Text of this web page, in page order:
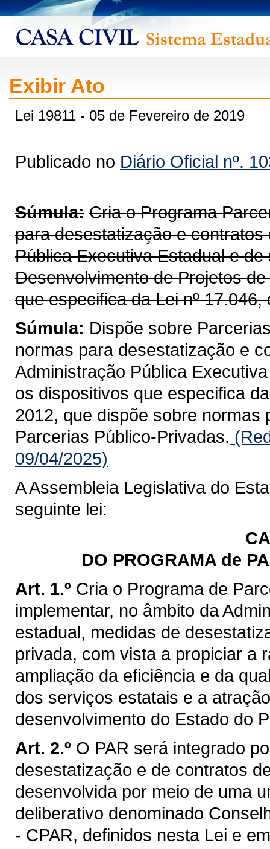
Exibir Ato
Lei 19811 - 05 de Fevereiro de 2019
Publicado no Diário Oficial nº.
Súmula: Cria o Programa
para desestatização e
Pública Executiva Estadual e
Desenvolvimento de Projetos
que especifica da Lei nº
Súmula: Dispõe sobre
normas para desestatização e
Administração Pública
os dispositivos que especifica
2012, que dispõe sobre
Parcerias Público-Privadas.
09/04/2025)
A Assembleia Legislativa do
seguinte lei:
DO PROGRAMA de
Art. 1.º Cria o Programa de
implementar, no âmbito da
estadual, medidas de
privada, com vista a propiciar a
ampliação da eficiência e da
dos serviços estatais e a
desenvolvimento do Estado do
Art. 2.º O PAR será integrado
desestatização e de contratos
desenvolvida por meio de uma
deliberativo denominado
- CPAR, definidos nesta Lei e